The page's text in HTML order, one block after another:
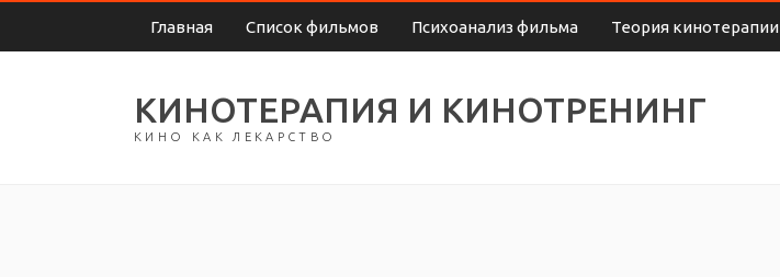
Главная Список фильмов Психоанализ фильма Теория кинотерапии
КИНОТЕРАПИЯ И КИНОТРЕНИНГ
КИНО КАК ЛЕКАРСТВО